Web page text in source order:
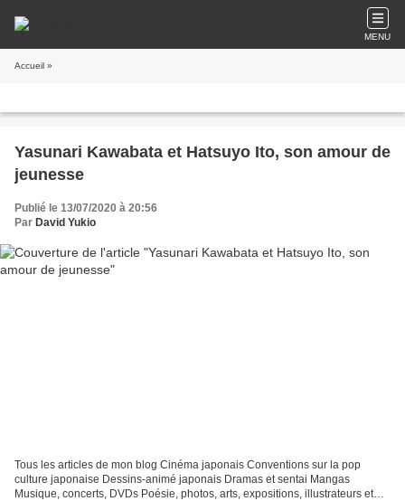
MENU
Accueil »
Yasunari Kawabata et Hatsuyo Ito, son amour de
jeunesse
Publié le 13/07/2020 à 20:56
Par David Yukio
Tous les articles de mon blog Cinéma japonais Conventions sur la pop
culture japonaise Dessins-animé japonais Dramas et sentai Mangas
Musique, concerts, DVDs Poésie, photos, arts, expositions, illustrateurs et